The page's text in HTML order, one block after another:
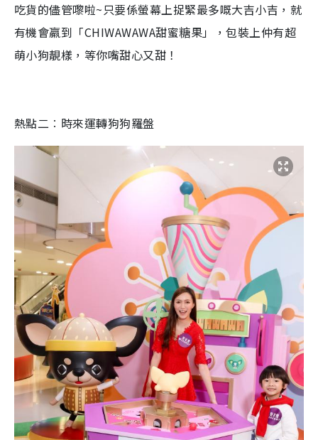
吃貨的儘管嚟啦~只要係螢幕上捉緊最多嘅大吉小吉 ，就
有機會羸到「CHIWAWAWA甜蜜糖果」，包裝上仲有超
萌小狗靚樣，等你嘴甜心又甜！
熱點二 ︰ 時來運轉狗狗羅盤